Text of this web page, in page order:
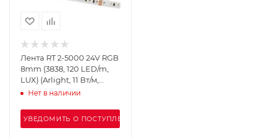
Лента RT 2-5000 24V RGB
8mm (3838, 120 LED/m,
LUX) (Arlight, 11 Вт/м,
IP20)
Нет в наличии
УВЕДОМИТЬ О ПОСТУПЛЕНИИ